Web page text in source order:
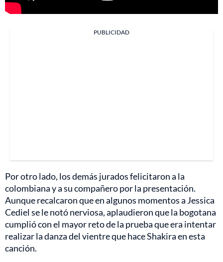
PUBLICIDAD
Por otro lado, los demás jurados felicitaron a la
colombiana y a su compañero por la presentación.
Aunque recalcaron que en algunos momentos a Jessica
Cediel se le notó nerviosa, aplaudieron que la bogotana
cumplió con el mayor reto de la prueba que era intentar
realizar la danza del vientre que hace Shakira en esta
canción.